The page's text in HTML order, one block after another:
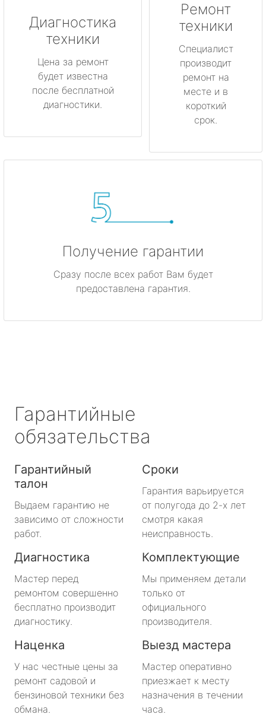
Диагностика
техники
Цена за ремонт
будет известна
после бесплатной
диагностики.
Ремонт
техники
Специалист
производит
ремонт на
месте и в
короткий
срок.
Получение гарантии
Сразу после всех работ Вам будет
предоставлена гарантия.
Гарантийные
обязательства
Гарантийный
талон
Выдаем гарантию не
зависимо от сложности
работ.
Сроки
Гарантия варьируется
от полугода до 2-х лет
смотря какая
неисправность.
Диагностика
Мастер перед
ремонтом совершенно
бесплатно производит
диагностику.
Комплектующие
Мы применяем детали
только от
официального
производителя.
Наценка
У нас честные цены за
ремонт садовой и
бензиновой техники без
обмана.
Выезд мастера
Мастер оперативно
приезжает к месту
назначения в течении
часа.